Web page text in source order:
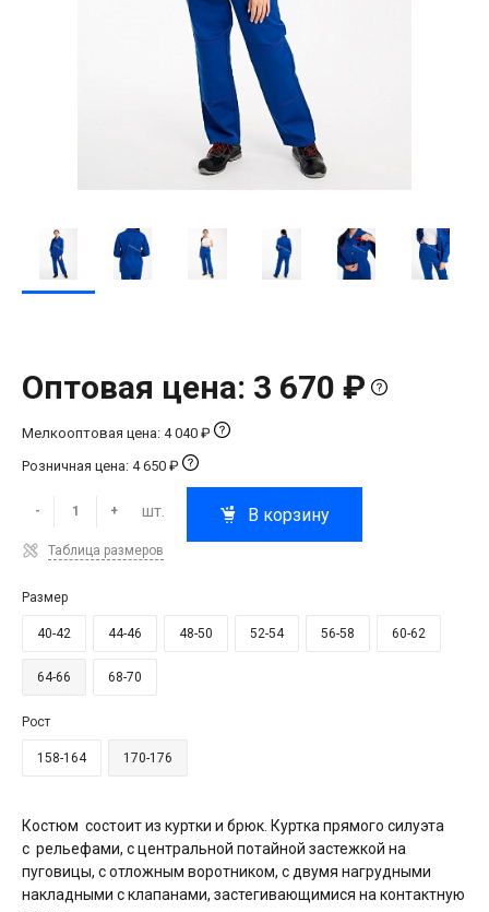
Оптовая цена: 3 670 ₽
Мелкооптовая цена: 4 040 ₽
Розничная цена: 4 650 ₽
- + шт. В корзину
Таблица размеров
Размер
40-42 44-46 48-50 52-54 56-58 60-62
64-66 68-70
Рост
158-164 170-176
Костюм состоит из куртки и брюк. Куртка прямого силуэта
с рельефами, с центральной потайной застежкой на
пуговицы, с отложным воротником, с двумя нагрудными
накладными с клапанами, застегивающимися на контактную